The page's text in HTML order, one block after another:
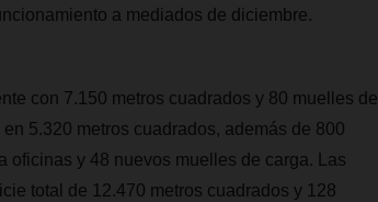
a mediados de diciembre.
con 7.150 metros cuadrados y 80 muelles de
5.320 metros cuadrados, además de 800
oficinas y 48 nuevos muelles de carga. Las
total de 12.470 metros cuadrados y 128